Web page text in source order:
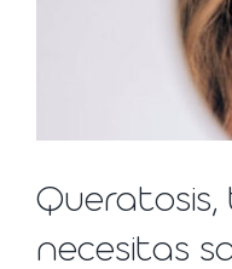
necesitas